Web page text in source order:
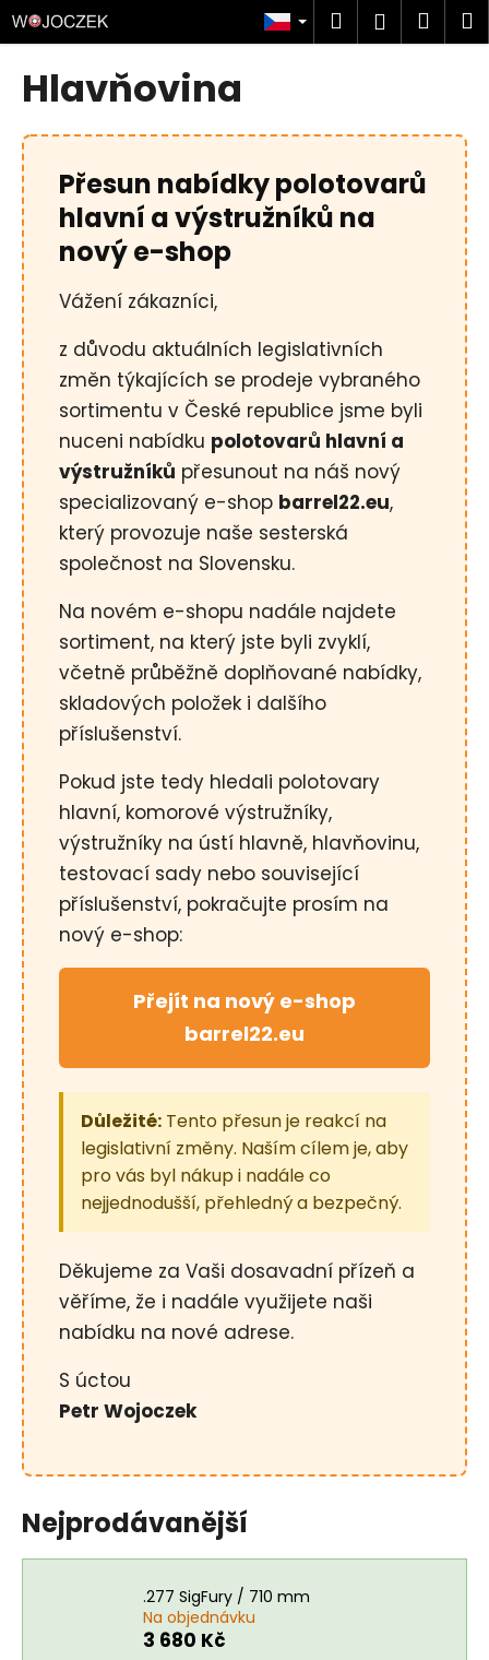
Přejít
na
obsah
Hledat
Hlavňovina
Přesun nabídky polotovarů
hlavní a výstružníků na
nový e-shop
Vážení zákazníci,
z důvodu aktuálních legislativních
změn týkajících se prodeje vybraného
sortimentu v České republice jsme byli
nuceni nabídku polotovarů hlavní a
výstružníků přesunout na náš nový
specializovaný e-shop barrel22.eu,
který provozuje naše sesterská
společnost na Slovensku.
Na novém e-shopu nadále najdete
sortiment, na který jste byli zvyklí,
včetně průběžně doplňované nabídky,
skladových položek i dalšího
příslušenství.
Pokud jste tedy hledali polotovary
hlavní, komorové výstružníky,
výstružníky na ústí hlavně, hlavňovinu,
testovací sady nebo související
příslušenství, pokračujte prosím na
nový e-shop:
Přejít na nový e-shop
barrel22.eu
Důležité: Tento přesun je reakcí na
legislativní změny. Naším cílem je, aby
pro vás byl nákup i nadále co
nejjednodušší, přehledný a bezpečný.
Děkujeme za Vaši dosavadní přízeň a
věříme, že i nadále využijete naši
nabídku na nové adrese.
S úctou
Petr Wojoczek
Nejprodávanější
.277 SigFury / 710 mm
Na objednávku
3 680 Kč
K
o
o
p
o
t
ř
e
b
u
j
e
t
e
n
a
j
í
t
?
D
o
p
o
r
u
č
u
j
e
m
e
ŠÍP
KARBONOVÝ
DO
KUŠÍ
16"
-
1
KS
125
Kč